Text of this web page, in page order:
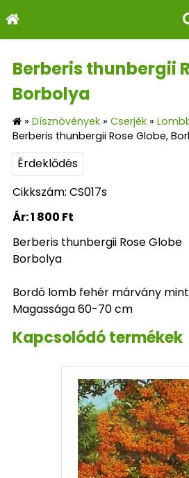
Berberis thunbergii
Borbolya
» Dísznövények » Cserjék »
Berberis thunbergii Rose Globe,
Érdeklődés
Cikkszám: CS017s
Ár:1 800 Ft
Berberis thunbergii Rose Globe
Borbolya
Bordó lomb fehér márvány
Magassága 60-70 cm
Kapcsolódó termékek